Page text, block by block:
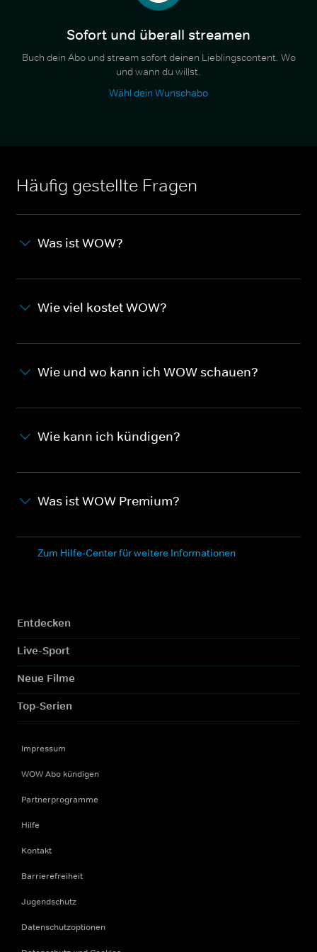
Sofort und überall streamen
Buch dein Abo und stream sofort deinen Lieblingscontent. Wo
und wann du willst.
Wähl dein Wunschabo
Häufig gestellte Fragen
Was ist WOW?
Wie viel kostet WOW?
Wie und wo kann ich WOW schauen?
Wie kann ich kündigen?
Was ist WOW Premium?
Zum Hilfe-Center für weitere Informationen
Entdecken
Live-Sport
Neue Filme
Top-Serien
Impressum
WOW Abo kündigen
Partnerprogramme
Hilfe
Kontakt
Barrierefreiheit
Jugendschutz
Datenschutzoptionen